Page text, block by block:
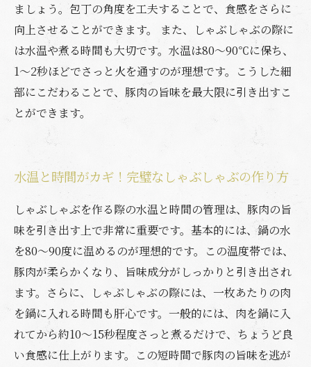
ましょう。包丁の角度を工夫することで、食感をさらに
向上させることができます。 また、しゃぶしゃぶの際に
は水温や煮る時間も大切です。水温は80〜90℃に保ち、
1〜2秒ほどでさっと火を通すのが理想です。こうした細
部にこだわることで、豚肉の旨味を最大限に引き出すこ
とができます。
水温と時間がカギ！完璧なしゃぶしゃぶの作り方
しゃぶしゃぶを作る際の水温と時間の管理は、豚肉の旨
味を引き出す上で非常に重要です。基本的には、鍋の水
を80〜90度に温めるのが理想的です。この温度帯では、
豚肉が柔らかくなり、旨味成分がしっかりと引き出され
ます。さらに、しゃぶしゃぶの際には、一枚あたりの肉
を鍋に入れる時間も肝心です。一般的には、肉を鍋に入
れてから約10〜15秒程度さっと煮るだけで、ちょうど良
い食感に仕上がります。この短時間で豚肉の旨味を逃が